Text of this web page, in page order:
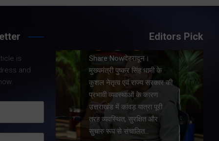
is
and
Editors Pick
Share Now
Share Nowदेहरादून।
मुख्यमंत्री पुष्कर सिंह धामी के
कुशल नेतृत्व एवं राज्य सरकार की
प्रभावी व्यवस्थाओं के कारण
उत्तराखंड में कांवड़ यात्रा पूरी
तरह व्यवस्थित, सुरक्षित और
सुचारु रूप से संचालित…
मुख्यमंत्री
प्रदेश में
सुविधाओं
जीआईएस
की
…